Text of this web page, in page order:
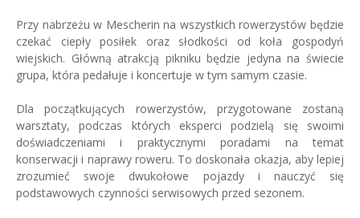
Przy nabrzeżu w Mescherin na wszystkich rowerzystów będzie
czekać ciepły posiłek oraz słodkości od koła gospodyń
wiejskich. Główną atrakcją pikniku będzie jedyna na świecie
grupa, która pedałuje i koncertuje w tym samym czasie.
Dla początkujących rowerzystów, przygotowane zostaną
warsztaty, podczas których eksperci podzielą się swoimi
doświadczeniami i praktycznymi poradami na temat
konserwacji i naprawy roweru. To doskonała okazja, aby lepiej
zrozumieć swoje dwukołowe pojazdy i nauczyć się
podstawowych czynności serwisowych przed sezonem.